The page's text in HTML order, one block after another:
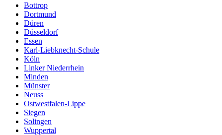
Bottrop
Dortmund
Düren
Düsseldorf
Essen
Karl-Liebknecht-Schule
Köln
Linker Niederrhein
Minden
Münster
Neuss
Ostwestfalen-Lippe
Siegen
Solingen
Wuppertal